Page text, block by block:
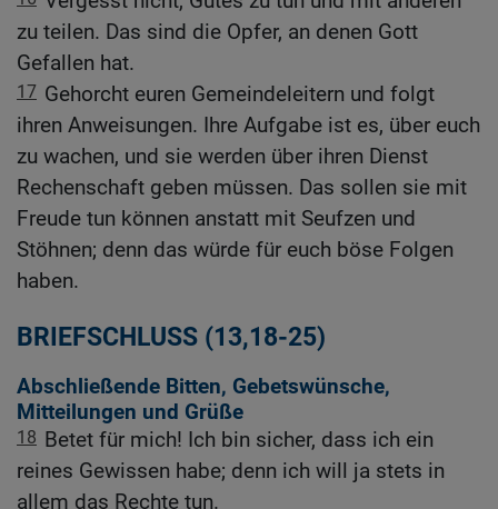
zu teilen. Das sind die Opfer, an denen Gott
Gefallen hat.
17 Gehorcht euren Gemeindeleitern und folgt
ihren Anweisungen. Ihre Aufgabe ist es, über euch
zu wachen, und sie werden über ihren Dienst
Rechenschaft geben müssen. Das sollen sie mit
Freude tun können anstatt mit Seufzen und
Stöhnen; denn das würde für euch böse Folgen
haben.
BRIEFSCHLUSS (13,18-25)
Abschließende Bitten, Gebetswünsche,
Mitteilungen und Grüße
18 Betet für mich! Ich bin sicher, dass ich ein
reines Gewissen habe; denn ich will ja stets in
allem das Rechte tun.